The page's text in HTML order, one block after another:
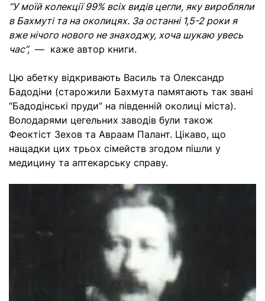
“У моїй колекції 99% всіх видів цегли, яку виробляли
в Бахмуті та на околицях. За останні 1,5-2 роки я
вже нічого нового не знаходжу, хоча шукаю увесь
час”, — каже автор книги.
Цю абетку відкривають Василь та Олександр
Бадодіни (старожили Бахмута памятають так звані
“Бадодінські пруди” на південній околиці міста).
Володарями цегельних заводів були також
Феоктіст Зехов та Авраам Палант. Цікаво, що
нащадки цих трьох сімейств згодом пішли у
медицину та аптекарську справу.